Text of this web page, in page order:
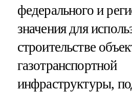
федерального и
значения для
строительстве
газотранспортной
инфраструктуры,